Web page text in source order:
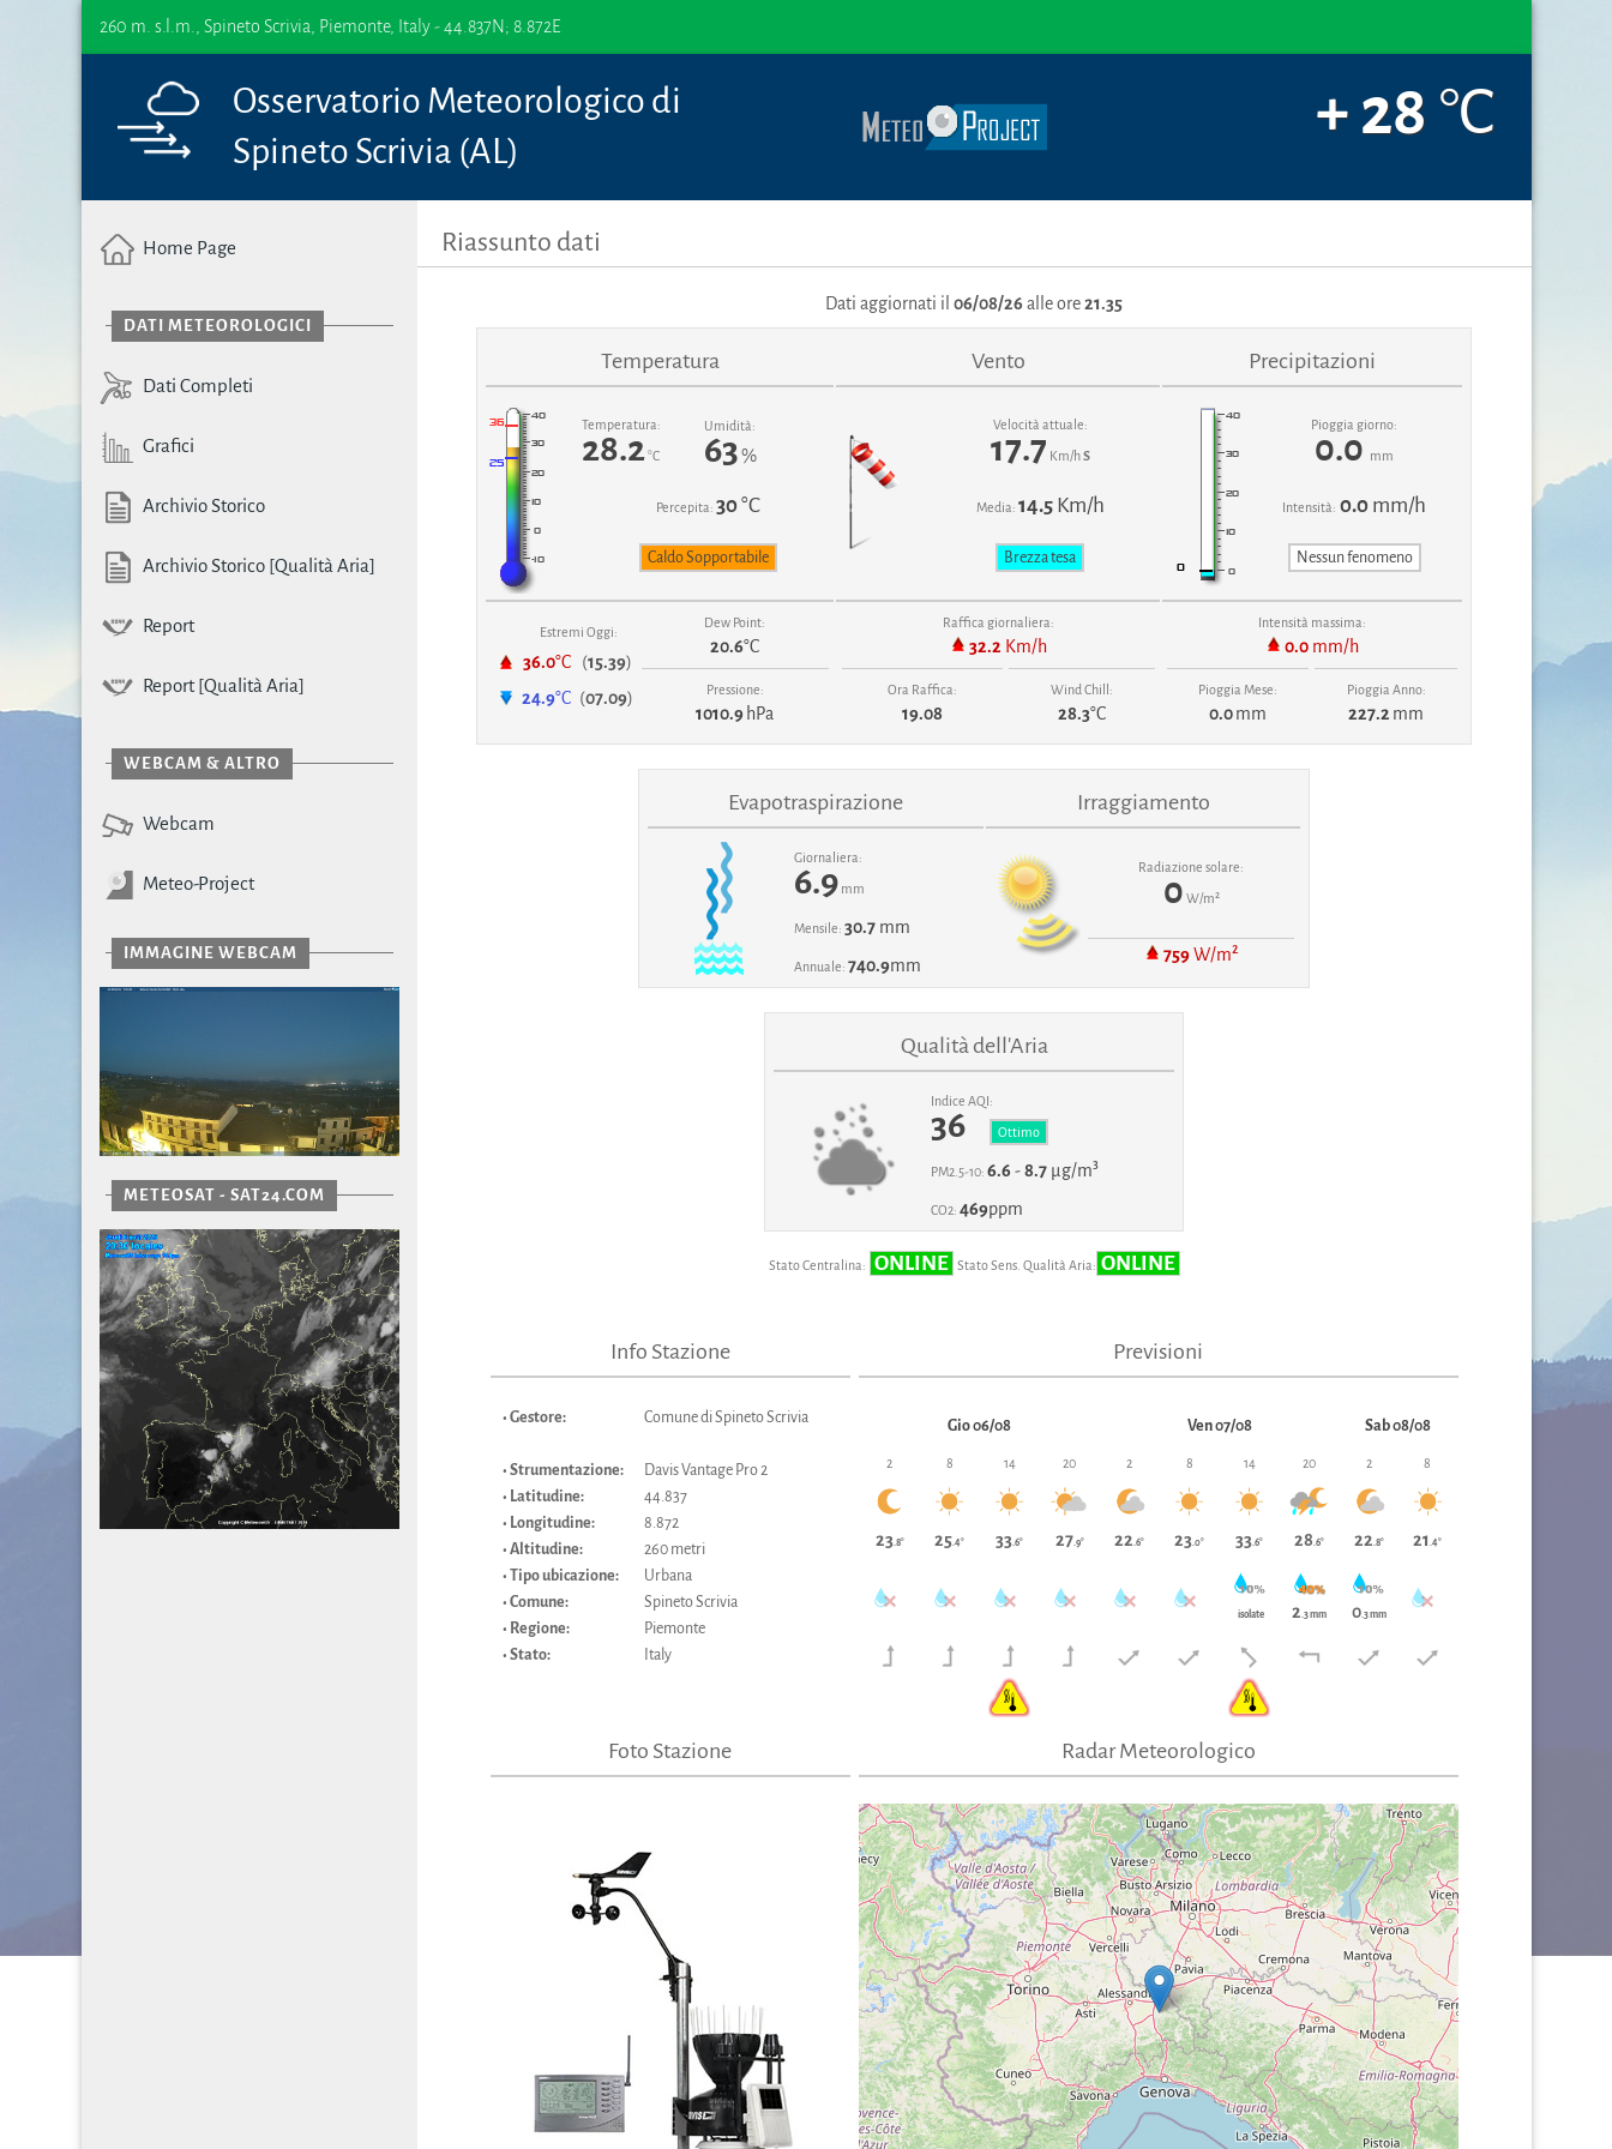
260 m. s.l.m., Spineto Scrivia, Piemonte, Italy - 44.837N; 8.872E
+ 28 °C
Osservatorio Meteorologico di
Spineto Scrivia (AL)
Home Page
DATI METEOROLOGICI
Dati Completi
Grafici
Archivio Storico
Archivio Storico [Qualità Aria]
Report
Report [Qualità Aria]
WEBCAM & ALTRO
Webcam
Meteo-Project
IMMAGINE WEBCAM
METEOSAT - SAT24.COM
Riassunto dati
Dati aggiornati il 06/08/26alle ore21.35
Temperatura Vento Precipitazioni
Temperatura:
28.2°C
Umidità:
63%
Percepita: 30°C
Caldo Sopportabile
Estremi Oggi:
36.0°C (15.39)
24.9°C (07.09)
Dew Point:
20.6°C
Pressione:
1010.9 hPa
Velocità attuale:
17.7 Km/hS
Media: 14.5 Km/h
Brezza tesa
Raffica giornaliera:
32.2 Km/h
Ora Raffica:
19.08
Wind Chill:
28.3°C
Pioggia giorno:
0.0 mm
Intensità: 0.0 mm/h
Nessun fenomeno
Intensità massima:
0.0 mm/h
Pioggia Mese:
0.0mm
Pioggia Anno:
227.2 mm
Evapotraspirazione Irraggiamento
Giornaliera:
6.9 mm
Mensile: 30.7 mm
Annuale: 740.9mm
Radiazione solare:
0 W/m²
759W/m²
Qualità dell'Aria
Indice AQI:
36 Ottimo
PM2.5-10: 6.6-8.7 µg/m³
CO2: 469ppm
Stato Centralina: ONLINE Stato Sens. Qualità Aria: ONLINE
Info Stazione
• Gestore: Comune di Spineto Scrivia
• Strumentazione:
Davis Vantage Pro 2
• Latitudine:
44.837
• Longitudine:
8.872
• Altitudine:
260 metri
• Tipo ubicazione:
Urbana
• Comune:
Spineto Scrivia
• Regione:
Piemonte
• Stato:
Italy
Previsioni
Gio 06/08 Ven 07/08 Sab 08/08
2 8 14 20 2 8 14 20 2 8
23.8° 25.4° 33.6° 27.9° 22.6° 23.0° 33.6° 28.6° 22.8° 21 .4°
isolate 2.3 mm 0.3 mm
Foto Stazione Radar Meteorologico